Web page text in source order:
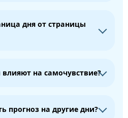
дня от страницы
на самочувствие?
прогноз на другие дни?